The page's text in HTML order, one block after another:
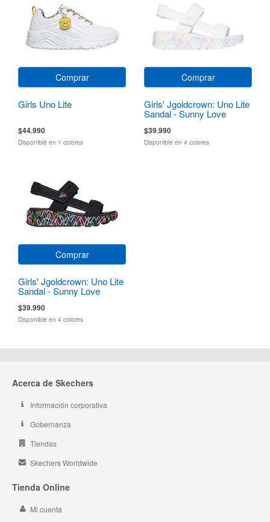
Comprar
Girls Uno Lite
$44.990
Disponible en 1 colores
Comprar
Girls' Jgoldcrown: Uno Lite
Sandal - Sunny Love
$39.990
Disponible en 4 colores
Comprar
Girls' Jgoldcrown: Uno Lite
Sandal - Sunny Love
$39.990
Disponible en 4 colores
Acerca de Skechers
Información corporativa
Gobernanza
Tiendas
Skechers Worldwide
Tienda Online
Mi cuenta